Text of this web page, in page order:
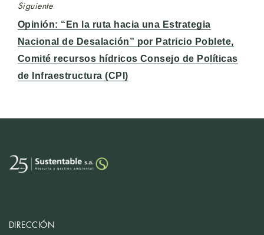
Siguiente
Entrada
siguiente:
Opinión: “En la ruta hacia una Estrategia
Nacional de Desalación” por Patricio Poblete,
Comité recursos hídricos Consejo de Políticas
de Infraestructura (CPI)
DIRECCIÓN